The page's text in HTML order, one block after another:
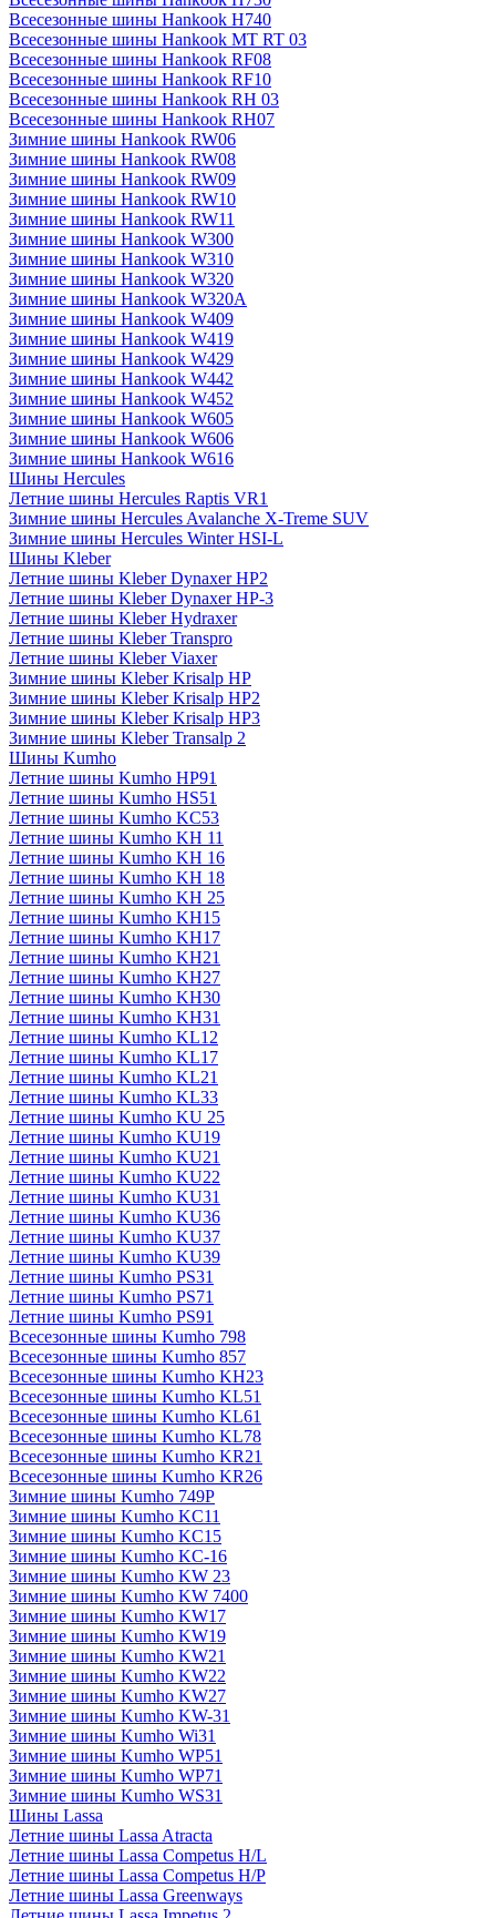
Всесезонные шины Hankook H740
Всесезонные шины Hankook MT RT 03
Всесезонные шины Hankook RF08
Всесезонные шины Hankook RF10
Всесезонные шины Hankook RH 03
Всесезонные шины Hankook RH07
Зимние шины Hankook RW06
Зимние шины Hankook RW08
Зимние шины Hankook RW09
Зимние шины Hankook RW10
Зимние шины Hankook RW11
Зимние шины Hankook W300
Зимние шины Hankook W310
Зимние шины Hankook W320
Зимние шины Hankook W320A
Зимние шины Hankook W409
Зимние шины Hankook W419
Зимние шины Hankook W429
Зимние шины Hankook W442
Зимние шины Hankook W452
Зимние шины Hankook W605
Зимние шины Hankook W606
Зимние шины Hankook W616
Шины Hercules
Летние шины Hercules Raptis VR1
Зимние шины Hercules Avalanche X-Treme SUV
Зимние шины Hercules Winter HSI-L
Шины Kleber
Летние шины Kleber Dynaxer HP2
Летние шины Kleber Dynaxer HP-3
Летние шины Kleber Hydraxer
Летние шины Kleber Transpro
Летние шины Kleber Viaxer
Зимние шины Kleber Krisalp HP
Зимние шины Kleber Krisalp HP2
Зимние шины Kleber Krisalp HP3
Зимние шины Kleber Transalp 2
Шины Kumho
Летние шины Kumho HP91
Летние шины Kumho HS51
Летние шины Kumho KC53
Летние шины Kumho KH 11
Летние шины Kumho KH 16
Летние шины Kumho KH 18
Летние шины Kumho KH 25
Летние шины Kumho KH15
Летние шины Kumho KH17
Летние шины Kumho KH21
Летние шины Kumho KH27
Летние шины Kumho KH30
Летние шины Kumho KH31
Летние шины Kumho KL12
Летние шины Kumho KL17
Летние шины Kumho KL21
Летние шины Kumho KL33
Летние шины Kumho KU 25
Летние шины Kumho KU19
Летние шины Kumho KU21
Летние шины Kumho KU22
Летние шины Kumho KU31
Летние шины Kumho KU36
Летние шины Kumho KU37
Летние шины Kumho KU39
Летние шины Kumho PS31
Летние шины Kumho PS71
Летние шины Kumho PS91
Всесезонные шины Kumho 798
Всесезонные шины Kumho 857
Всесезонные шины Kumho KH23
Всесезонные шины Kumho KL51
Всесезонные шины Kumho KL61
Всесезонные шины Kumho KL78
Всесезонные шины Kumho KR21
Всесезонные шины Kumho KR26
Зимние шины Kumho 749P
Зимние шины Kumho KC11
Зимние шины Kumho KC15
Зимние шины Kumho KC-16
Зимние шины Kumho KW 23
Зимние шины Kumho KW 7400
Зимние шины Kumho KW17
Зимние шины Kumho KW19
Зимние шины Kumho KW21
Зимние шины Kumho KW22
Зимние шины Kumho KW27
Зимние шины Kumho KW-31
Зимние шины Kumho Wi31
Зимние шины Kumho WP51
Зимние шины Kumho WP71
Зимние шины Kumho WS31
Шины Lassa
Летние шины Lassa Atracta
Летние шины Lassa Competus H/L
Летние шины Lassa Competus H/P
Летние шины Lassa Greenways